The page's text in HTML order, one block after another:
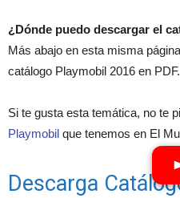
¿Dónde puedo descargar el
Más abajo en esta misma
catálogo Playmobil 2016 en PDF.
Si te gusta esta temática, no te
Playmobil que tenemos en El
Descarga